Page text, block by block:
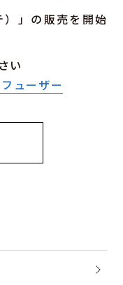
」の販売を開始
い
ューザー